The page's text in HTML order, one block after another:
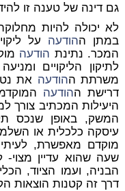
גם דינה של טענה זו
לא יכולה להיות
במתן ההודעה על
המכר. נתינת הודעה
לתיקון הליקויים
משרתת ההודעה את
דרישת ההודעה
היעילות המכתיב
המשק, באופן שנכס
עיסקה כלכלית או
מוקדם מאפשרת,
שעה שהוא עדיין
הבניה, ועמו הציוד,
דרך זה קטנות הוצאות